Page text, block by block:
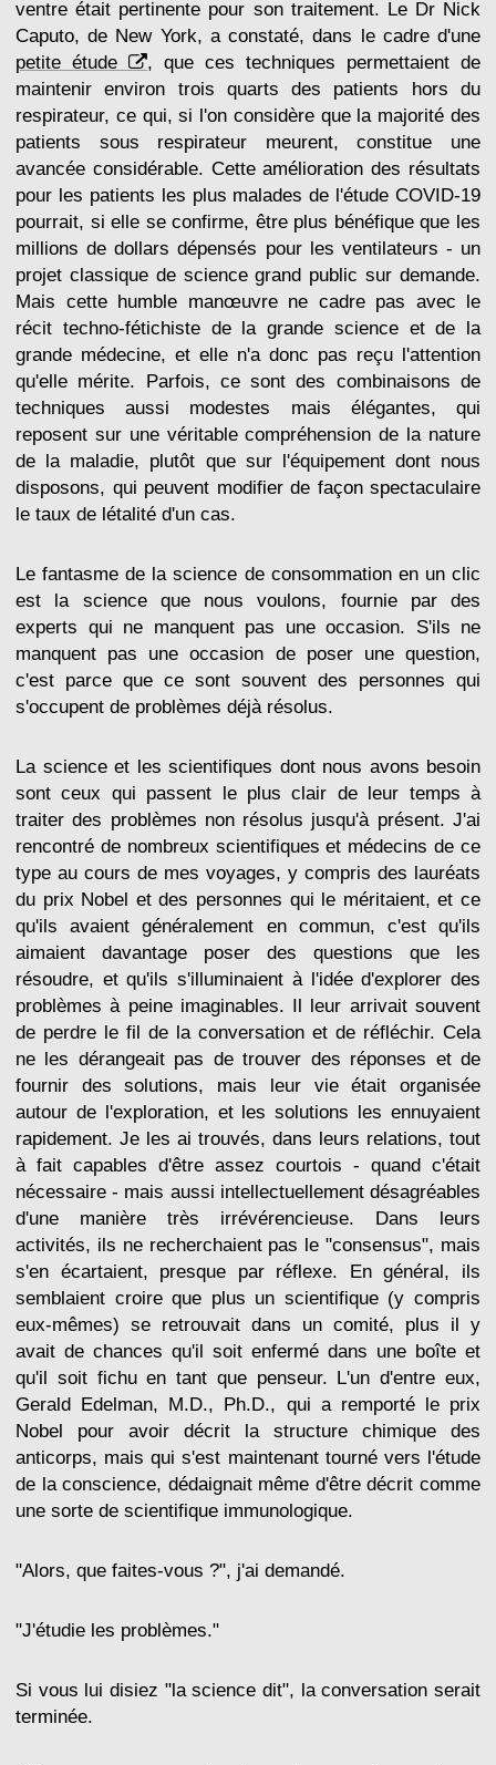
ventre était pertinente pour son traitement. Le Dr Nick
Caputo, de New York, a constaté, dans le cadre d'une
petite étude
, que ces techniques permettaient de
maintenir environ trois quarts des patients hors du
respirateur, ce qui, si l'on considère que la majorité des
patients sous respirateur meurent, constitue une
avancée considérable. Cette amélioration des résultats
pour les patients les plus malades de l'étude COVID-19
pourrait, si elle se confirme, être plus bénéfique que les
millions de dollars dépensés pour les ventilateurs - un
projet classique de science grand public sur demande.
Mais cette humble manœuvre ne cadre pas avec le
récit techno-fétichiste de la grande science et de la
grande médecine, et elle n'a donc pas reçu l'attention
qu'elle mérite. Parfois, ce sont des combinaisons de
techniques aussi modestes mais élégantes, qui
reposent sur une véritable compréhension de la nature
de la maladie, plutôt que sur l'équipement dont nous
disposons, qui peuvent modifier de façon spectaculaire
le taux de létalité d'un cas.
Le fantasme de la science de consommation en un clic
est la science que nous voulons, fournie par des
experts qui ne manquent pas une occasion. S'ils ne
manquent pas une occasion de poser une question,
c'est parce que ce sont souvent des personnes qui
s'occupent de problèmes déjà résolus.
La science et les scientifiques dont nous avons besoin
sont ceux qui passent le plus clair de leur temps à
traiter des problèmes non résolus jusqu'à présent. J'ai
rencontré de nombreux scientifiques et médecins de ce
type au cours de mes voyages, y compris des lauréats
du prix Nobel et des personnes qui le méritaient, et ce
qu'ils avaient généralement en commun, c'est qu'ils
aimaient davantage poser des questions que les
résoudre, et qu'ils s'illuminaient à l'idée d'explorer des
problèmes à peine imaginables. Il leur arrivait souvent
de perdre le fil de la conversation et de réfléchir. Cela
ne les dérangeait pas de trouver des réponses et de
fournir des solutions, mais leur vie était organisée
autour de l'exploration, et les solutions les ennuyaient
rapidement. Je les ai trouvés, dans leurs relations, tout
à fait capables d'être assez courtois - quand c'était
nécessaire - mais aussi intellectuellement désagréables
d'une manière très irrévérencieuse. Dans leurs
activités, ils ne recherchaient pas le "consensus", mais
s'en écartaient, presque par réflexe. En général, ils
semblaient croire que plus un scientifique (y compris
eux-mêmes) se retrouvait dans un comité, plus il y
avait de chances qu'il soit enfermé dans une boîte et
qu'il soit fichu en tant que penseur. L'un d'entre eux,
Gerald Edelman, M.D., Ph.D., qui a remporté le prix
Nobel pour avoir décrit la structure chimique des
anticorps, mais qui s'est maintenant tourné vers l'étude
de la conscience, dédaignait même d'être décrit comme
une sorte de scientifique immunologique.
"Alors, que faites-vous ?", j'ai demandé.
"J'étudie les problèmes."
Si vous lui disiez "la science dit", la conversation serait
terminée.